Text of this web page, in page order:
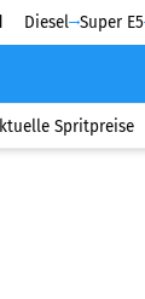
Diesel Super E5
Spritpreise